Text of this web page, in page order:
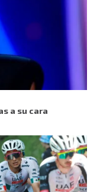
a su cara